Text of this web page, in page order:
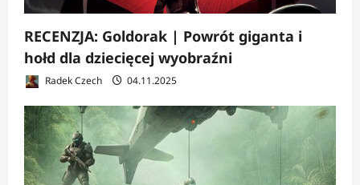
RECENZJA: Goldorak | Powrót giganta i
hołd dla dziecięcej wyobraźni
Radek Czech 04.11.2025